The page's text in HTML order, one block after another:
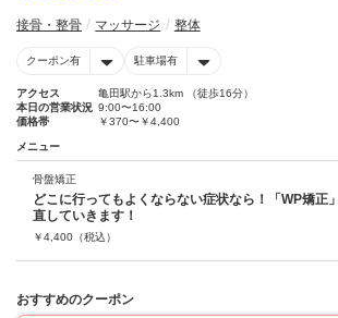
接骨・整骨 マッサージ 整体
クーポン有 駐車場有
アクセス
亀田駅から1.3km （徒歩16分）
本日の営業状況 9:00〜16:00
価格帯
￥370〜￥4,400
メニュー
骨盤矯正
どこに行ってもよくならない症状なら！「WP矯正
直していきます！
￥4,400 （税込）
おすすめのクーポン